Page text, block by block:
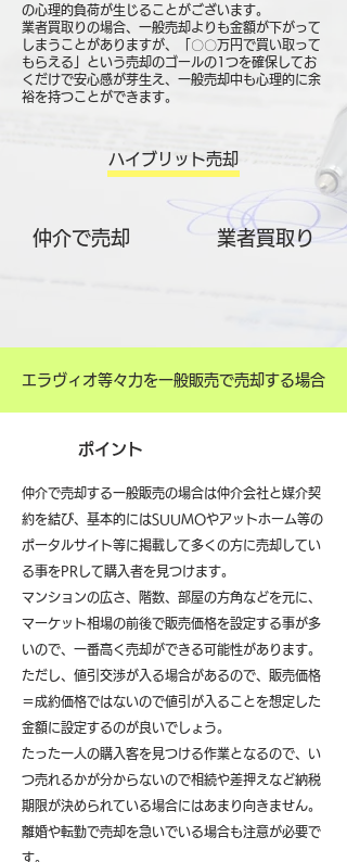
の心理的負荷が生じることがございます。
業者買取りの場合、一般売却よりも金額が下がって
しまうことがありますが、「〇〇万円で買い取って
もらえる」という売却のゴールの1つを確保してお
くだけで安心感が芽生え、一般売却中も心理的に余
裕を持つことができます。
ハイブリット売却
仲介で売却 ​業者買取り
エラヴィオ等々力を一般販売で売却する場合
ポイント
仲介で売却する一般販売の場合は仲介会社と媒介契
約を結び、基本的にはSUUMOやアットホーム等の
ポータルサイト等に掲載して多くの方に売却してい
る事をPRして購入者を見つけます。
マンションの広さ、階数、部屋の方角などを元に、
マーケット相場の前後で販売価格を設定する事が多
いので、一番高く売却ができる可能性があります。
ただし、値引交渉が入る場合があるので、販売価格
＝成約価格ではないので値引が入ることを想定した
金額に設定するのが良いでしょう。
たった一人の購入客を見つける作業となるので、い
つ売れるかが分からないので相続や差押えなど納税
期限が決められている場合にはあまり向きません。
離婚や転勤で売却を急いでいる場合も注意が必要で
す。